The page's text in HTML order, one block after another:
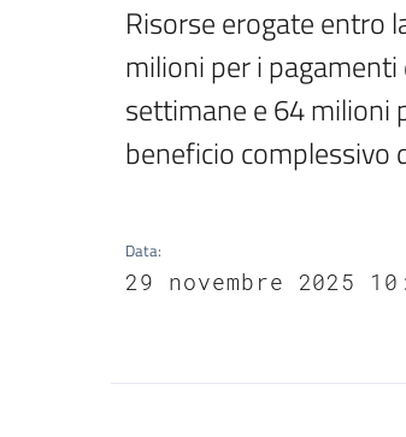
Risorse erogate entro
milioni per i
settimane e 64 milioni
beneficio complessivo
Data:
29 novembre 2025